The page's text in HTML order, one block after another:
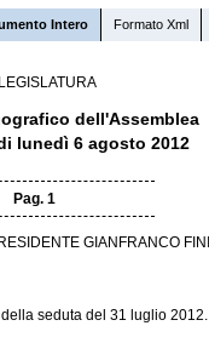
Intero Formato Xml
dell'Assemblea
lunedì 6 agosto 2012
Pag. 1
GIANFRANCO FINI
seduta del 31 luglio 2012.